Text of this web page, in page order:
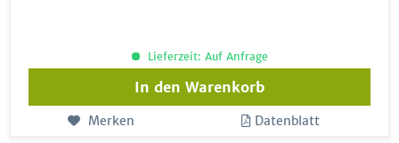
Lieferzeit: Auf Anfrage
In den Warenkorb
Merken Datenblatt